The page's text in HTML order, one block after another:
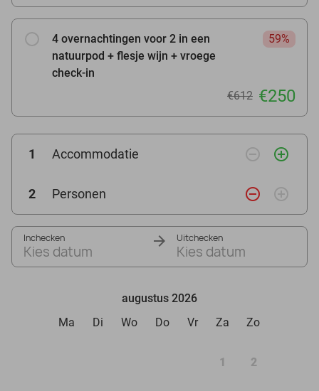
4 overnachtingen voor 2 in een
natuurpod + flesje wijn + vroege
check-in
59%
€612 €250
1 Accommodatie remove_circle_outline add_circle_outline
2 Personen remove_circle_outline add_circle_outline
Inchecken
Kies datum
Uitchecken
Kies datum
augustus 2026
Ma
Di Wo Do Vr Za Zo
1 2